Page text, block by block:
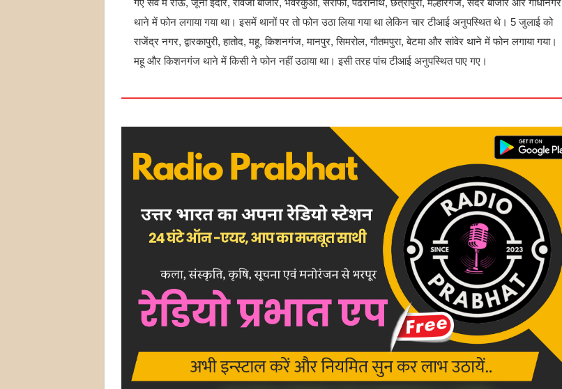
गए सर्वे में राऊ, जूनी इंदौर, रावजी बाजार, भंवरकुआं, सराफा, पंढरीनाथ, छत्रीपुरा, मल्हारगंज, सदर बाजार और गांधीनगर
थाने में फोन लगाया गया था। इसमें थानों पर तो फोन उठा लिया गया था लेकिन चार टीआई अनुपस्थित थे। 5 जुलाई को
राजेंद्र नगर, द्वारकापुरी, हातोद, महू, किशनगंज, मानपुर, सिमरोल, गौतमपुरा, बेटमा और सांवेर थाने में फोन लगाया गया।
महू और किशनगंज थाने में किसी ने फोन नहीं उठाया था। इसी तरह पांच टीआई अनुपस्थित पाए गए।